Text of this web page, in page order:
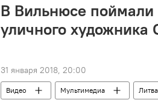
В Вильнюсе поймали
уличного художника
31 января 2018, 20:00
Видео Мультимедиа Литва